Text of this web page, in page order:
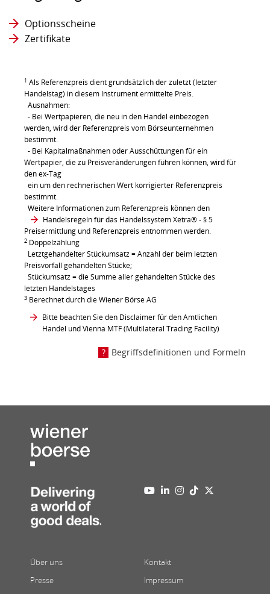
Optionsscheine
Zertifikate
1 Als Referenzpreis dient grundsätzlich der zuletzt (letzter
Handelstag) in diesem Instrument ermittelte Preis.
Ausnahmen:
- Bei Wertpapieren, die neu in den Handel einbezogen
werden, wird der Referenzpreis vom Börseunternehmen
bestimmt.
- Bei Kapitalmaßnahmen oder Ausschüttungen für ein
Wertpapier, die zu Preisveränderungen führen können, wird für
den ex-Tag
ein um den rechnerischen Wert korrigierter Referenzpreis
bestimmt.
Weitere Informationen zum Referenzpreis können den
Handelsregeln für das Handelssystem Xetra®- § 5
Preisermittlung und Referenzpreis entnommen werden.
2 Doppelzählung
Letztgehandelter Stückumsatz = Anzahl der beim letzten
Preisvorfall gehandelten Stücke;
Stückumsatz = die Summe aller gehandelten Stücke des
letzten Handelstages
3 Berechnet durch die Wiener Börse AG
Bitte beachten Sie den Disclaimer für den Amtlichen
Handel und Vienna MTF (Multilateral Trading Facility)
Begriffsdefinitionen und Formeln
Über uns
Presse
Kontakt
Impressum